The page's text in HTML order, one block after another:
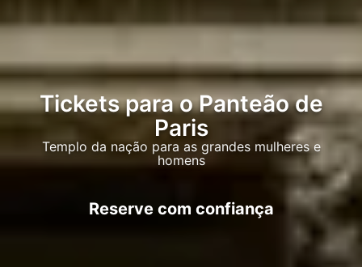
Tickets para o Panteão de
Paris
Templo da nação para as grandes mulheres e
homens
Reserve com confiança